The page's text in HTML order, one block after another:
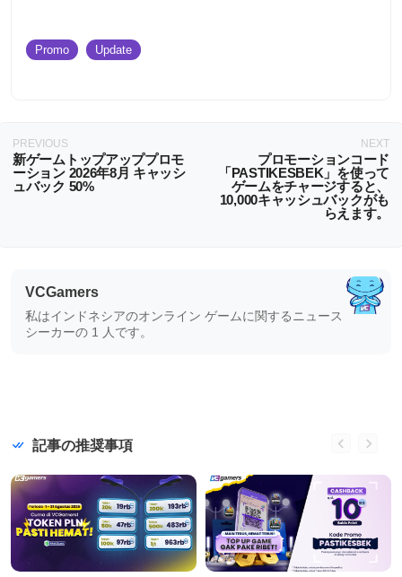
Promo Update
PREVIOUS
新ゲームトップアッププロモ
ーション 2026年8月 キャッシ
ュバック 50%
NEXT
プロモーションコード
「PASTIKESBEK」を使って
ゲームをチャージすると、
10,000キャッシュバックがも
らえます。
VCGamers
私はインドネシアのオンライン ゲームに関するニュース
シーカーの 1 人です。
記事の推奨事項